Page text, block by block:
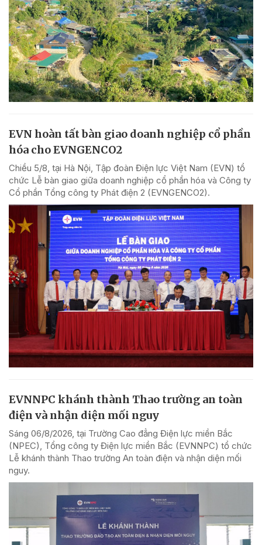
EVN hoàn tất bàn giao doanh nghiệp cổ phần
hóa cho EVNGENCO2
Chiều 5/8, tại Hà Nội, Tập đoàn Điện lực Việt Nam (EVN) tổ
chức Lễ bàn giao giữa doanh nghiệp cổ phần hóa và Công ty
Cổ phần Tổng công ty Phát điện 2 (EVNGENCO2).
EVNNPC khánh thành Thao trường an toàn
điện và nhận diện mối nguy
Sáng 06/8/2026, tại Trường Cao đẳng Điện lực miền Bắc
(NPEC), Tổng công ty Điện lực miền Bắc (EVNNPC) tổ chức
Lễ khánh thành Thao trường An toàn điện và nhận diện mối
nguy.